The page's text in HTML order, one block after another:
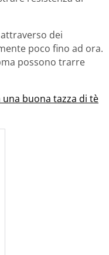
dei
poco fino ad ora.
possono trarre
buona tazza di tè